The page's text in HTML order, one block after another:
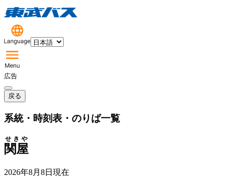
広告
戻る
系統・時刻表・のりば一覧
関屋
せきや
2026年8月8日 現在